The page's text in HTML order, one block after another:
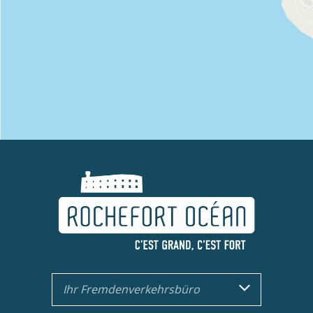
Ihr Fremdenverkehrsbüro